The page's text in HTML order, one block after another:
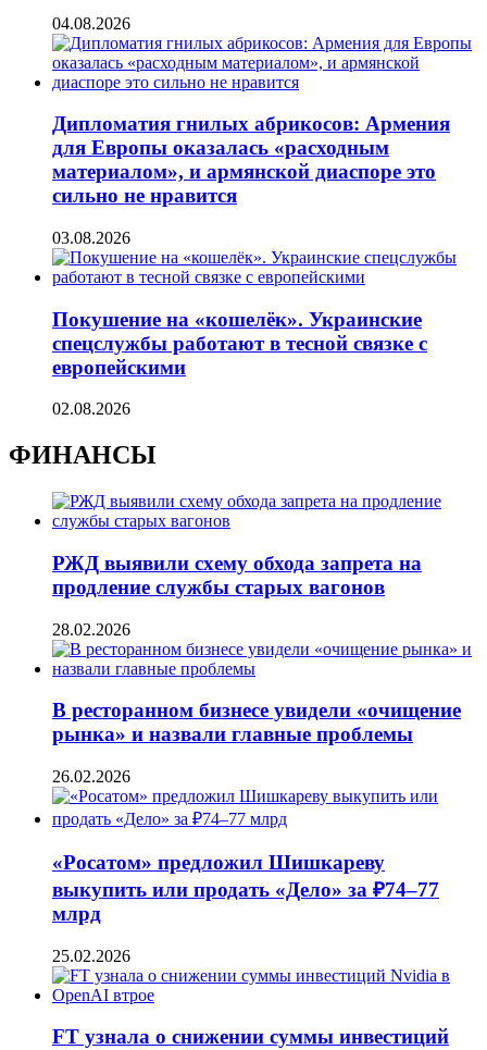
04.08.2026
Дипломатия гнилых абрикосов: Армения
для Европы оказалась «расходным
материалом», и армянской диаспоре это
сильно не нравится
03.08.2026
Покушение на «кошелёк». Украинские
спецслужбы работают в тесной связке с
европейскими
02.08.2026
ФИНАНСЫ
РЖД выявили схему обхода запрета на
продление службы старых вагонов
28.02.2026
В ресторанном бизнесе увидели «очищение
рынка» и назвали главные проблемы
26.02.2026
«Росатом» предложил Шишкареву
выкупить или продать «Дело» за ₽74–77
млрд
25.02.2026
FT узнала о снижении суммы инвестиций